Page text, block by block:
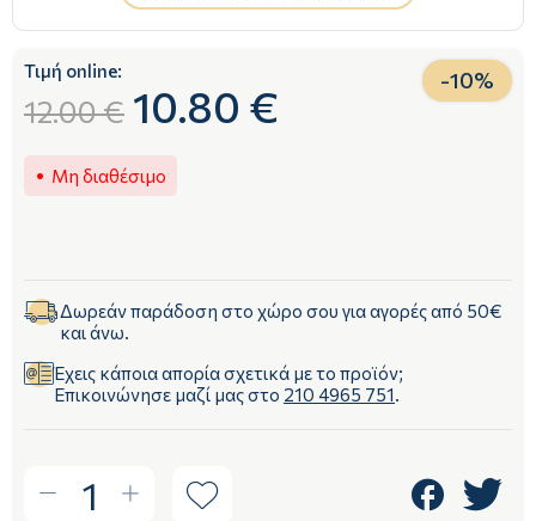
Τιμή online:
12.00 € 10.80 € -10%
Μη διαθέσιμο
Δωρεάν παράδοση στο χώρο σου για αγορές από 50€
και άνω.
Έχεις κάποια απορία σχετικά με το προϊόν;
Επικοινώνησε μαζί μας στο 210 4965 751.
1